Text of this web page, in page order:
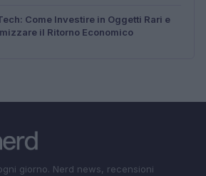
Come Investire in Oggetti Rari e
il Ritorno Economico
giorno. Nerd news, recensioni